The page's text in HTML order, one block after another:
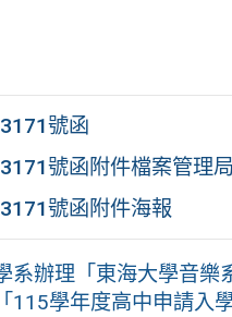
號函
號函附件檔案管理
號函附件海報
系辦理「東海大學音樂
115學年度高中申請入